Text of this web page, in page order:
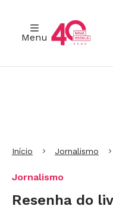
Menu
Início Jornalismo
Jornalismo
Resenha do